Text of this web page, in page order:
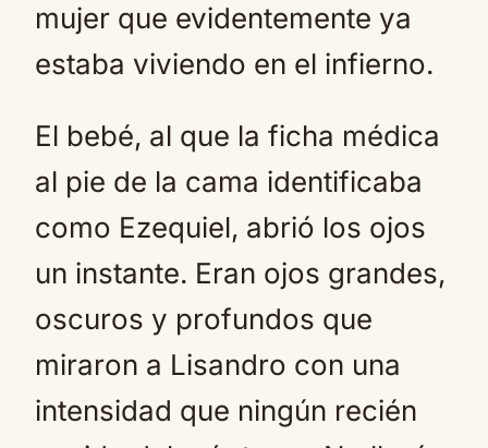
mujer que evidentemente ya
estaba viviendo en el infierno.
El bebé, al que la ficha médica
al pie de la cama identificaba
como Ezequiel, abrió los ojos
un instante. Eran ojos grandes,
oscuros y profundos que
miraron a Lisandro con una
intensidad que ningún recién